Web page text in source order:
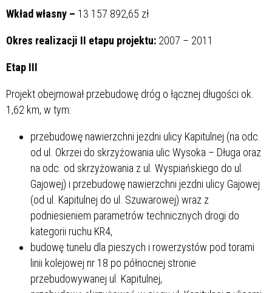
Wkład własny – 13 157 892,65 zł
Okres realizacji II etapu projektu: 2007 – 2011
Etap III
Projekt obejmował przebudowę dróg o łącznej długości ok.
1,62 km, w tym:
przebudowę nawierzchni jezdni ulicy Kapitulnej (na odc.
od ul. Okrzei do skrzyżowania ulic Wysoka – Długa oraz
na odc. od skrzyżowania z ul. Wyspiańskiego do ul.
Gajowej) i przebudowę nawierzchni jezdni ulicy Gajowej
(od ul. Kapitulnej do ul. Szuwarowej) wraz z
podniesieniem parametrów technicznych drogi do
kategorii ruchu KR4,
budowę tunelu dla pieszych i rowerzystów pod torami
linii kolejowej nr 18 po północnej stronie
przebudowywanej ul. Kapitulnej,